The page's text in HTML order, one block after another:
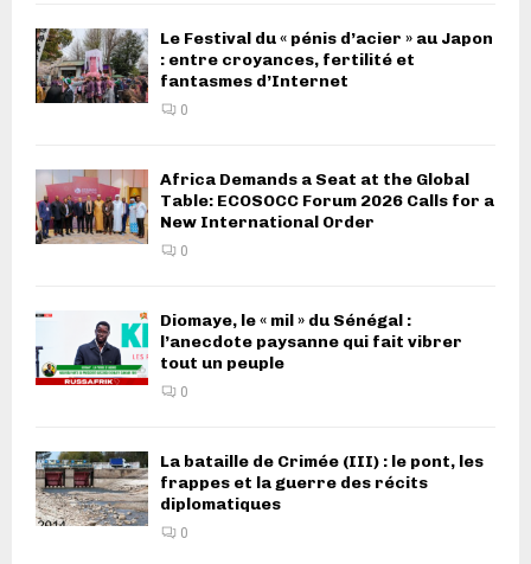
Le Festival du « pénis d’acier » au Japon
: entre croyances, fertilité et
fantasmes d’Internet
0
Africa Demands a Seat at the Global
Table: ECOSOCC Forum 2026 Calls for a
New International Order
0
Diomaye, le « mil » du Sénégal :
l’anecdote paysanne qui fait vibrer
tout un peuple
0
La bataille de Crimée (III) : le pont, les
frappes et la guerre des récits
diplomatiques
0